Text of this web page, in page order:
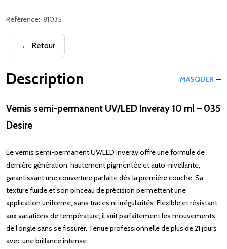
Référence: 81035
← Retour
Description MASQUER
Vernis semi-permanent UV/LED Inveray 10 ml – 035
Desire
Le vernis semi-permanent UV/LED Inveray offre une formule de
dernière génération, hautement pigmentée et auto-nivellante,
garantissant une couverture parfaite dès la première couche. Sa
texture fluide et son pinceau de précision permettent une
application uniforme, sans traces ni irrégularités. Flexible et résistant
aux variations de température, il suit parfaitement les mouvements
de l’ongle sans se fissurer. Tenue professionnelle de plus de 21 jours
avec une brillance intense.